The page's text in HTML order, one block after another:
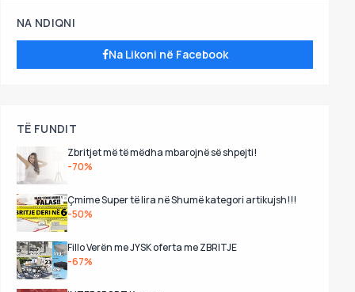
NA NDIQNI
Na Likoni në Facebook
TË FUNDIT
Zbritjet më të mëdha mbarojnë së shpejti!
-70%
Çmime Super të lira në Shumë kategori artikujsh!!!
-50%
Fillo Verën me JYSK oferta me ZBRITJE
-67%